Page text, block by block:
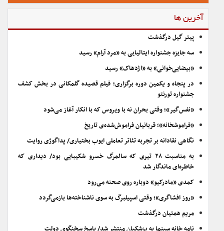
آخرین ها
پیتر گیل درگذشت
سه جایزه جشنواره ایتالیایی به «مرد آرام» رسید
«بیضایی‌خوانی» به «اژدهاک» رسید
در پنجاه و یکمین دوره برگزاری؛ فیلم قصیده گلمکانی در بخش کشف
جشنواره تورنتو
«نفس‌گیر»؛ وقتی بحران نه با ویروس که با انکار آغاز می‌شود
«فراموشخانه»؛ قربانیان فراموش‌شده‌ی تاریخ
نگاهی نقادانه بر تجربه تئاتر تعاملی ایوب بختیاری/ پداگوژی روایت
به مناسبت ۲۸ تیری که سالمرگ خسرو شکیبایی بود/ دیداری که
خاطره‌ای ماندگار شد
کمدی «مادرکیو» دوباره روی صحنه می‌رود
«روز افشاگری»؛ وقتی اسپیلبرگ به سوی ناشناخته‌ها بازمی‌گردد
مریم همتیان درگذشت